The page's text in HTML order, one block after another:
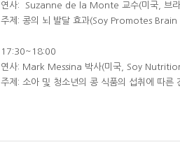
연사: Suzanne de la Monte 교수(미국, 브라
주제: 콩의 뇌 발달 효과(Soy Promotes
17:30~18:00
연사: Mark Messina 박사(미국, Soy
주제: 소아 및 청소년의 콩 식품의 섭취에